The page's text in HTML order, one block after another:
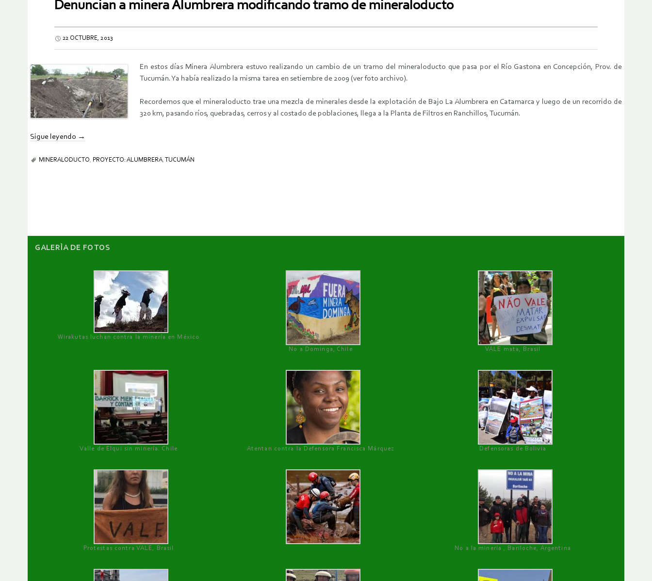
Denuncian a minera Alumbrera modificando tramo de mineraloducto
22 OCTUBRE, 2013
En estos días Minera Alumbrera estuvo realizando un cambio de un tramo del mineraloducto que pasa por el Río Gastona en Concepción, Prov. de
Tucumán. Ya había realizado la misma tarea en setiembre de 2009 (ver foto archivo).
Recordemos que el mineraloducto trae una mezcla de minerales desde la explotación de Bajo La Alumbrera en Catamarca y luego de un recorrido de
320 km, pasando ríos, quebradas, cerros y al costado de poblaciones, llega a la Planta de Filtros en Ranchillos, Tucumán.
Sigue leyendo →
MINERALODUCTO, PROYECTO: ALUMBRERA, TUCUMÁN
GALERÌA DE FOTOS
Wirakutas luchan contra la minería en México
No a Dominga, Chile
VALE mata, Brasil
Valle de Elqui sin minería. Chile Atentan contra la Defensora Francisca Márquez Defensoras de Bolivia
Protestas contra VALE, Brasil No a la minería , Bariloche, Argentina